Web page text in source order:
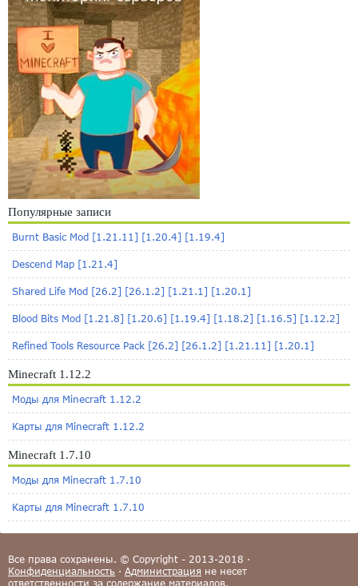
Популярные записи
Burnt Basic Mod [1.21.11] [1.20.4] [1.19.4]
Descend Map [1.21.4]
Shared Life Mod [26.2] [26.1.2] [1.21.1] [1.20.1]
Blood Bits Mod [1.21.8] [1.20.6] [1.19.4] [1.18.2] [1.16.5] [1.12.2]
Refined Tools Resource Pack [26.2] [26.1.2] [1.21.11] [1.20.1]
Minecraft 1.12.2
Моды для Minecraft 1.12.2
Карты для Minecraft 1.12.2
Minecraft 1.7.10
Моды для Minecraft 1.7.10
Карты для Minecraft 1.7.10
Все права сохранены. © Copyright - 2013-2018 ·
Конфиденциальность · Администрация не несет
ответственности за содержание материалов.